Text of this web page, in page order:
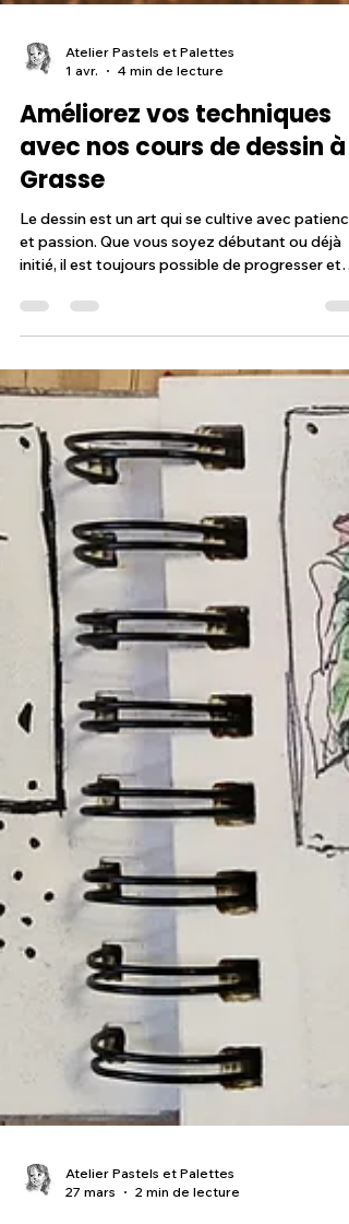
Atelier Pastels et Palettes
1 avr.
4 min de lecture
Améliorez vos techniques
avec nos cours de dessin à
Grasse
Le dessin est un art qui se cultive avec patience
et passion. Que vous soyez débutant ou déjà
initié, il est toujours possible de progresser et
d’affiner votre technique. C’est pourquoi je vous
invite à découvrir comment nos cours de
à Grasse, Plascassier et Plan de Grasse
transformer votre approche artistique. Ici, vous
apprendrez à maîtriser les bases du dessin
académique, à développer votre regard et à
exprimer votre créativité avec confiance.
Pourquoi chois